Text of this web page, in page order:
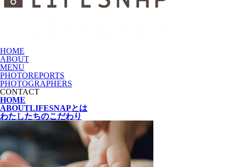
HOME
ABOUT
MENU
PHOTOREPORTS
PHOTOGRAPHERS
CONTACT
HOME
ABOUTLIFESNAPとは
わたしたちのこだわり